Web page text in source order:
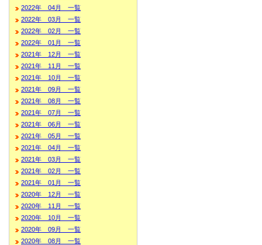
2022年 04月 一覧
2022年 03月 一覧
2022年 02月 一覧
2022年 01月 一覧
2021年 12月 一覧
2021年 11月 一覧
2021年 10月 一覧
2021年 09月 一覧
2021年 08月 一覧
2021年 07月 一覧
2021年 06月 一覧
2021年 05月 一覧
2021年 04月 一覧
2021年 03月 一覧
2021年 02月 一覧
2021年 01月 一覧
2020年 12月 一覧
2020年 11月 一覧
2020年 10月 一覧
2020年 09月 一覧
2020年 08月 一覧